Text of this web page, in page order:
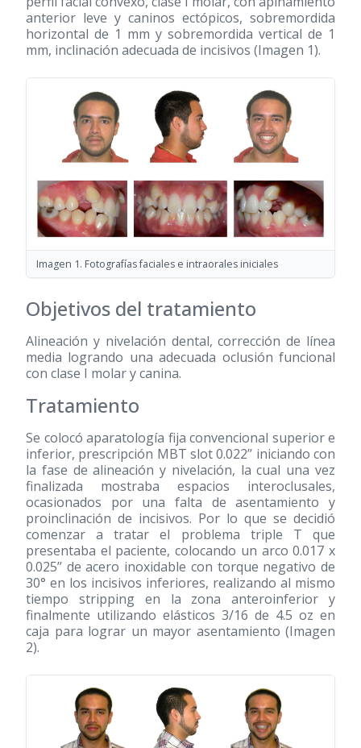
anterior leve y caninos ectópicos, sobremordida
horizontal de 1 mm y sobremordida vertical de 1
mm, inclinación adecuada de incisivos (Imagen 1).
Imagen 1. Fotografías faciales e intraorales iniciales
Objetivos del tratamiento
Alineación y nivelación dental, corrección de línea
media logrando una adecuada oclusión funcional
con clase I molar y canina.
Tratamiento
Se colocó aparatología fija convencional superior e
inferior, prescripción MBT slot 0.022’’ iniciando con
la fase de alineación y nivelación, la cual una vez
finalizada mostraba espacios interoclusales,
ocasionados por una falta de asentamiento y
proinclinación de incisivos. Por lo que se decidió
comenzar a tratar el problema triple T que
presentaba el paciente, colocando un arco 0.017 x
0.025’’ de acero inoxidable con torque negativo de
30° en los incisivos inferiores, realizando al mismo
tiempo stripping en la zona anteroinferior y
finalmente utilizando elásticos 3/16 de 4.5 oz en
caja para lograr un mayor asentamiento (Imagen
2).